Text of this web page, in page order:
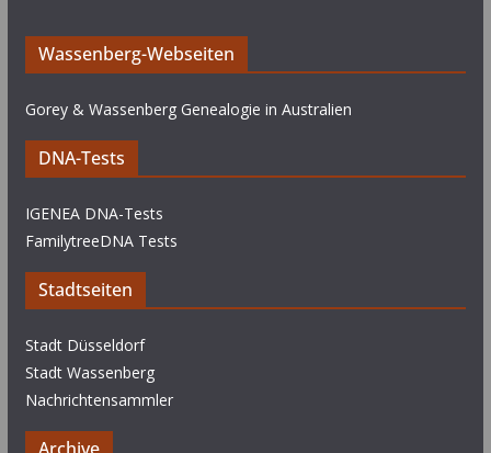
Wassenberg-Webseiten
Gorey & Wassenberg Genealogie in Australien
DNA-Tests
IGENEA DNA-Tests
FamilytreeDNA Tests
Stadtseiten
Stadt Düsseldorf
Stadt Wassenberg
Nachrichtensammler